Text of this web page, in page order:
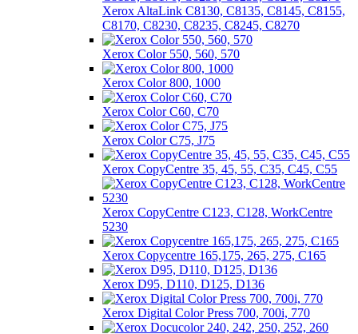
Xerox AltaLink C8130, C8135, C8145, C8155,
C8170, C8230, C8235, C8245, C8270
Xerox Color 550, 560, 570
Xerox Color 800, 1000
Xerox Color C60, C70
Xerox Color C75, J75
Xerox CopyCentre 35, 45, 55, C35, C45, C55
Xerox CopyCentre C123, C128, WorkCentre
5230
Xerox Copycentre 165,175, 265, 275, C165
Xerox D95, D110, D125, D136
Xerox Digital Color Press 700, 700i, 770